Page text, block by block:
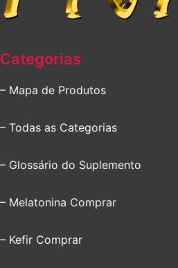
Categorias
– Mapa de Produtos
– Todas as Categorias
– Glossário do Suplemento
– Melatonina Comprar
– Kefir Comprar